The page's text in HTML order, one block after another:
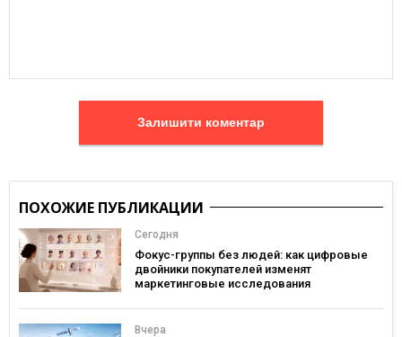
Залишити коментар
ПОХОЖИЕ ПУБЛИКАЦИИ
Сегодня
Фокус-группы без людей: как цифровые
двойники покупателей изменят
маркетинговые исследования
Вчера